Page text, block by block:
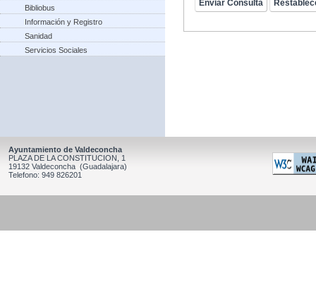
Bibliobus
Información y Registro
Sanidad
Servicios Sociales
Ayuntamiento de Valdeconcha
PLAZA DE LA CONSTITUCION, 1
19132 Valdeconcha (Guadalajara)
Telefono: 949 826201